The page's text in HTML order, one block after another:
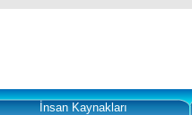
İnsan Kaynakları